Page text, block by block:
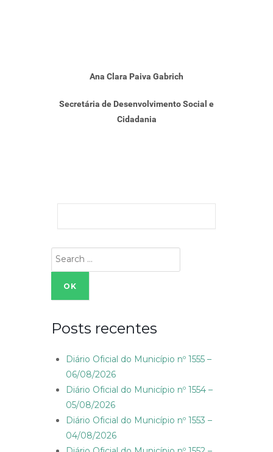
Ana Clara Paiva Gabrich
Secretária de Desenvolvimento Social e
Cidadania
Search
for:
Posts recentes
Diário Oficial do Município nº 1555 –
06/08/2026
Diário Oficial do Município nº 1554 –
05/08/2026
Diário Oficial do Município nº 1553 –
04/08/2026